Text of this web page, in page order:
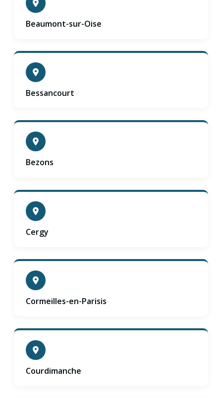
Beaumont-sur-Oise
Bessancourt
Bezons
Cergy
Cormeilles-en-Parisis
Courdimanche